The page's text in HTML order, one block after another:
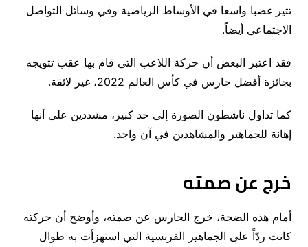
تثير غضبا واسعا في الأوساط الرياضية وفي وسائل التواصل
الاجتماعي أيضاً.
فقد اعتبر البعض أن حركة اللاعب التي قام بها عقب تتويجه
بجائزة أفضل حارس في كأس العالم 2022، غير لائقة.
كما تداول ناشطون الصورة إلى حد كبير، مشددين على أنها
إهانة للجماهير والمشاهدين في آن واحد.
خرج عن صمته
أمام هذه الضجة، خرج الحارس عن صمته، وأوضح أن حركته
كانت ردّاً على الجماهير الفرنسية التي استهزأت به طوال